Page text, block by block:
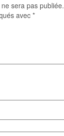
sera pas publiée.
avec *